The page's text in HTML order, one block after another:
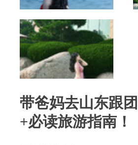
带爸妈去山东跟
+必读旅游指南！